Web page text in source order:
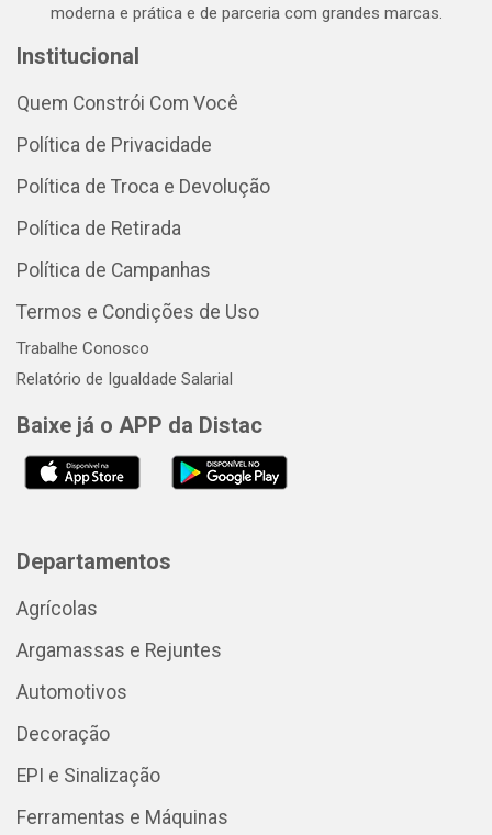
moderna e prática e de parceria com grandes marcas.
Institucional
Quem Constrói Com Você
Política de Privacidade
Política de Troca e Devolução
Política de Retirada
Política de Campanhas
Termos e Condições de Uso
Trabalhe Conosco
Relatório de Igualdade Salarial
Baixe já o APP da Distac
Departamentos
Agrícolas
Argamassas e Rejuntes
Automotivos
Decoração
EPI e Sinalização
Ferramentas e Máquinas